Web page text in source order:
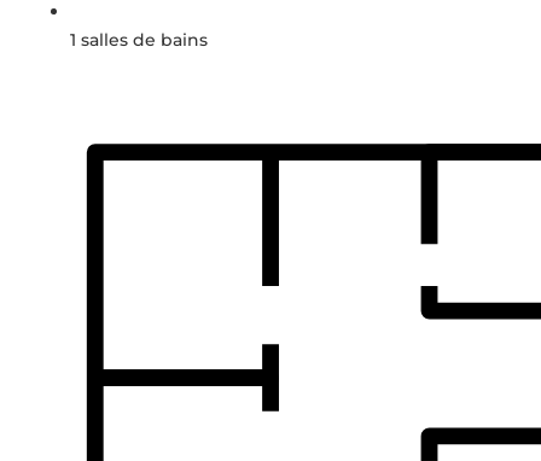
1 salles de bains